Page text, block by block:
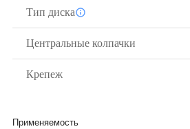
Тип диска
Центральные колпачки
Крепеж
Применяемость